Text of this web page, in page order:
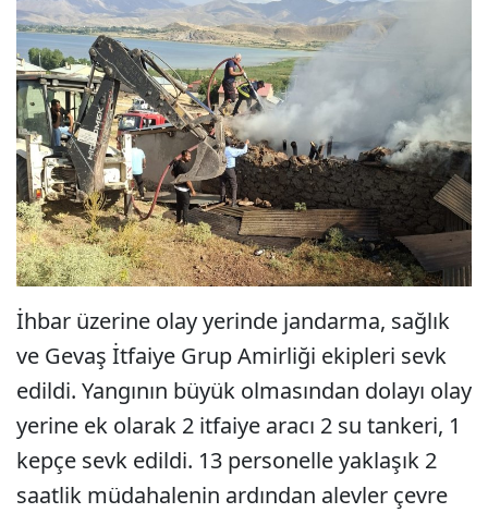
İhbar üzerine olay yerinde jandarma, sağlık
ve Gevaş İtfaiye Grup Amirliği ekipleri sevk
edildi. Yangının büyük olmasından dolayı olay
yerine ek olarak 2 itfaiye aracı 2 su tankeri, 1
kepçe sevk edildi. 13 personelle yaklaşık 2
saatlik müdahalenin ardından alevler çevre